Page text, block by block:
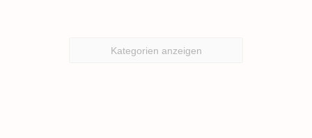
Kategorien anzeigen